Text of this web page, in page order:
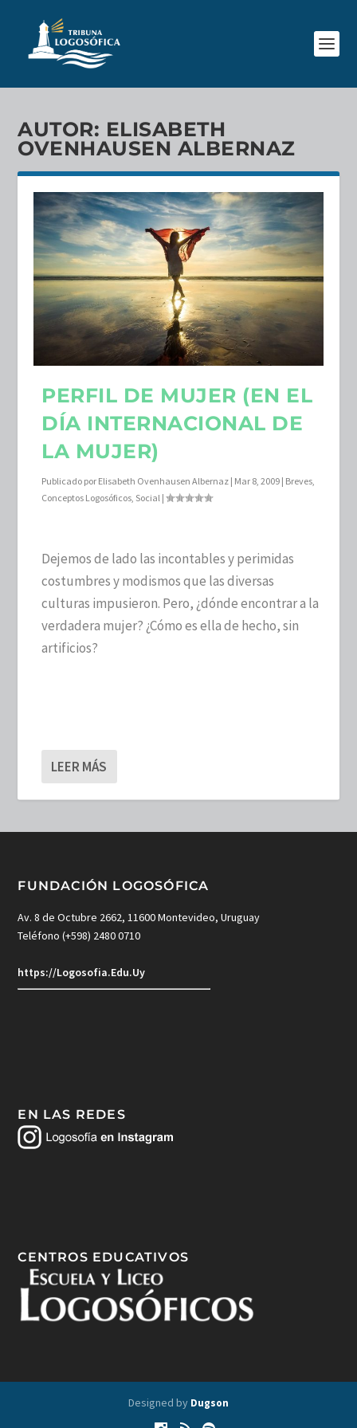
AUTOR: ELISABETH
OVENHAUSEN ALBERNAZ
PERFIL DE MUJER (EN EL
DÍA INTERNACIONAL DE
LA MUJER)
Publicado por Elisabeth Ovenhausen Albernaz | Mar 8, 2009 | Breves
Conceptos Logosóficos Social |
Dejemos de lado las incontables y perimidas
costumbres y modismos que las diversas
culturas impusieron. Pero, ¿dónde encontrar a la
verdadera mujer? ¿Cómo es ella de hecho, sin
artificios?
LEER MÁS
FUNDACIÓN LOGOSÓFICA
Av. 8 de Octubre 2662, 11600 Montevideo, Uruguay
Teléfono (+598) 2480 0710
https://Logosofia.Edu.Uy
EN LAS REDES
CENTROS EDUCATIVOS
Designed by Dugson